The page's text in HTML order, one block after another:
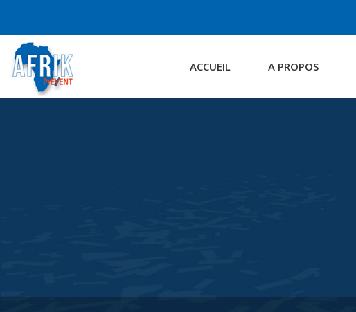
ACCUEIL A PROPOS